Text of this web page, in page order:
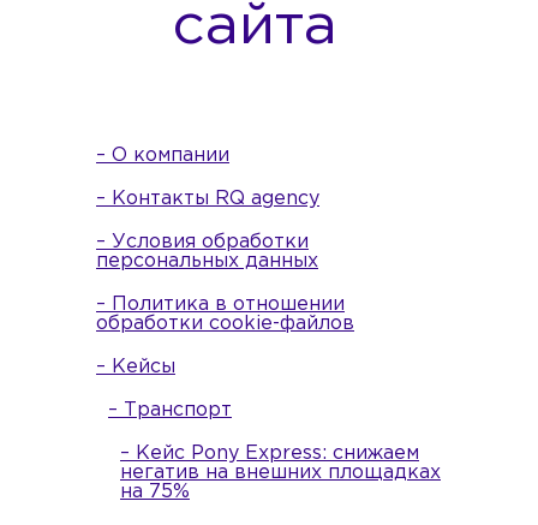
сайта
– О компании
– Контакты RQ agency
– Условия обработки
персональных данных
– Политика в отношении
обработки cookie-файлов
– Кейсы
– Транспорт
– Кейс Pony Express: снижаем
негатив на внешних площадках
на 75%